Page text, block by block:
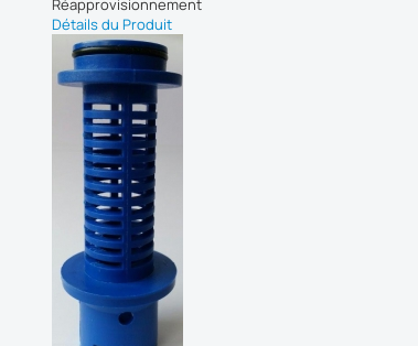
Réapprovisionnement
Détails du Produit